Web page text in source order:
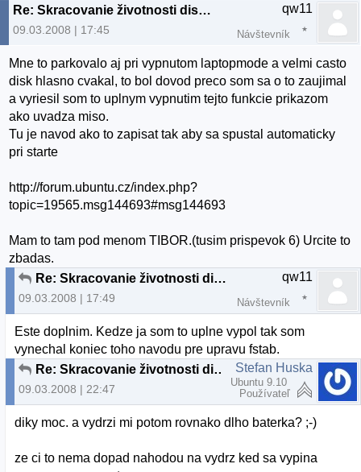
Re: Skracovanie životnosti diskov v Ubuntu
09.03.2008 | 17:45
qw11
Návštevník
Mne to parkovalo aj pri vypnutom laptopmode a velmi casto
disk hlasno cvakal, to bol dovod preco som sa o to zaujimal
a vyriesil som to uplnym vypnutim tejto funkcie prikazom
ako uvadza miso.
Tu je navod ako to zapisat tak aby sa spustal automaticky
pri starte
http://forum.ubuntu.cz/index.php?
topic=19565.msg144693#msg144693
Mam to tam pod menom TIBOR.(tusim prispevok 6) Urcite to
zbadas.
Re: Skracovanie životnosti diskov v Ubuntu
09.03.2008 | 17:49
qw11
Návštevník
Este doplnim. Kedze ja som to uplne vypol tak som
vynechal koniec toho navodu pre upravu fstab.
Re: Skracovanie životnosti diskov v Ubuntu
09.03.2008 | 22:47
Stefan Huska
Ubuntu 9.10
Používateľ
diky moc. a vydrzi mi potom rovnako dlho baterka? ;-)
ze ci to nema dopad nahodou na vydrz ked sa vypina